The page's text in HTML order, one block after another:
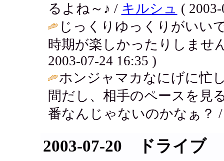
るよね～♪ / キルシュ (
じっくりゆっくりがいい
時期が楽しかったりしま
2003-07-24 16:35 )
ホンジャマカなにげに忙
間だし、相手のペースを見
番なんじゃないのかなぁ？
2003-07-20 ドライブ